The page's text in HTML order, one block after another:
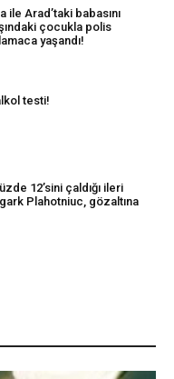
ile Arad’taki babasını
çocukla polis
yaşandı!
testi!
12’sini çaldığı ileri
Plahotniuc, gözaltına